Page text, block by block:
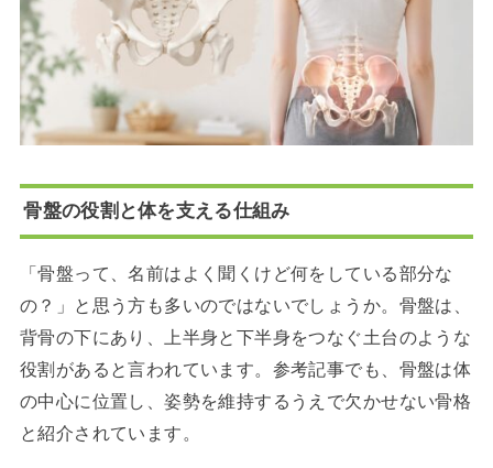
骨盤の役割と体を支える仕組み
「骨盤って、名前はよく聞くけど何をしている部分な
の？」と思う方も多いのではないでしょうか。骨盤は、
背骨の下にあり、上半身と下半身をつなぐ土台のような
役割があると言われています。参考記事でも、骨盤は体
の中心に位置し、姿勢を維持するうえで欠かせない骨格
と紹介されています。